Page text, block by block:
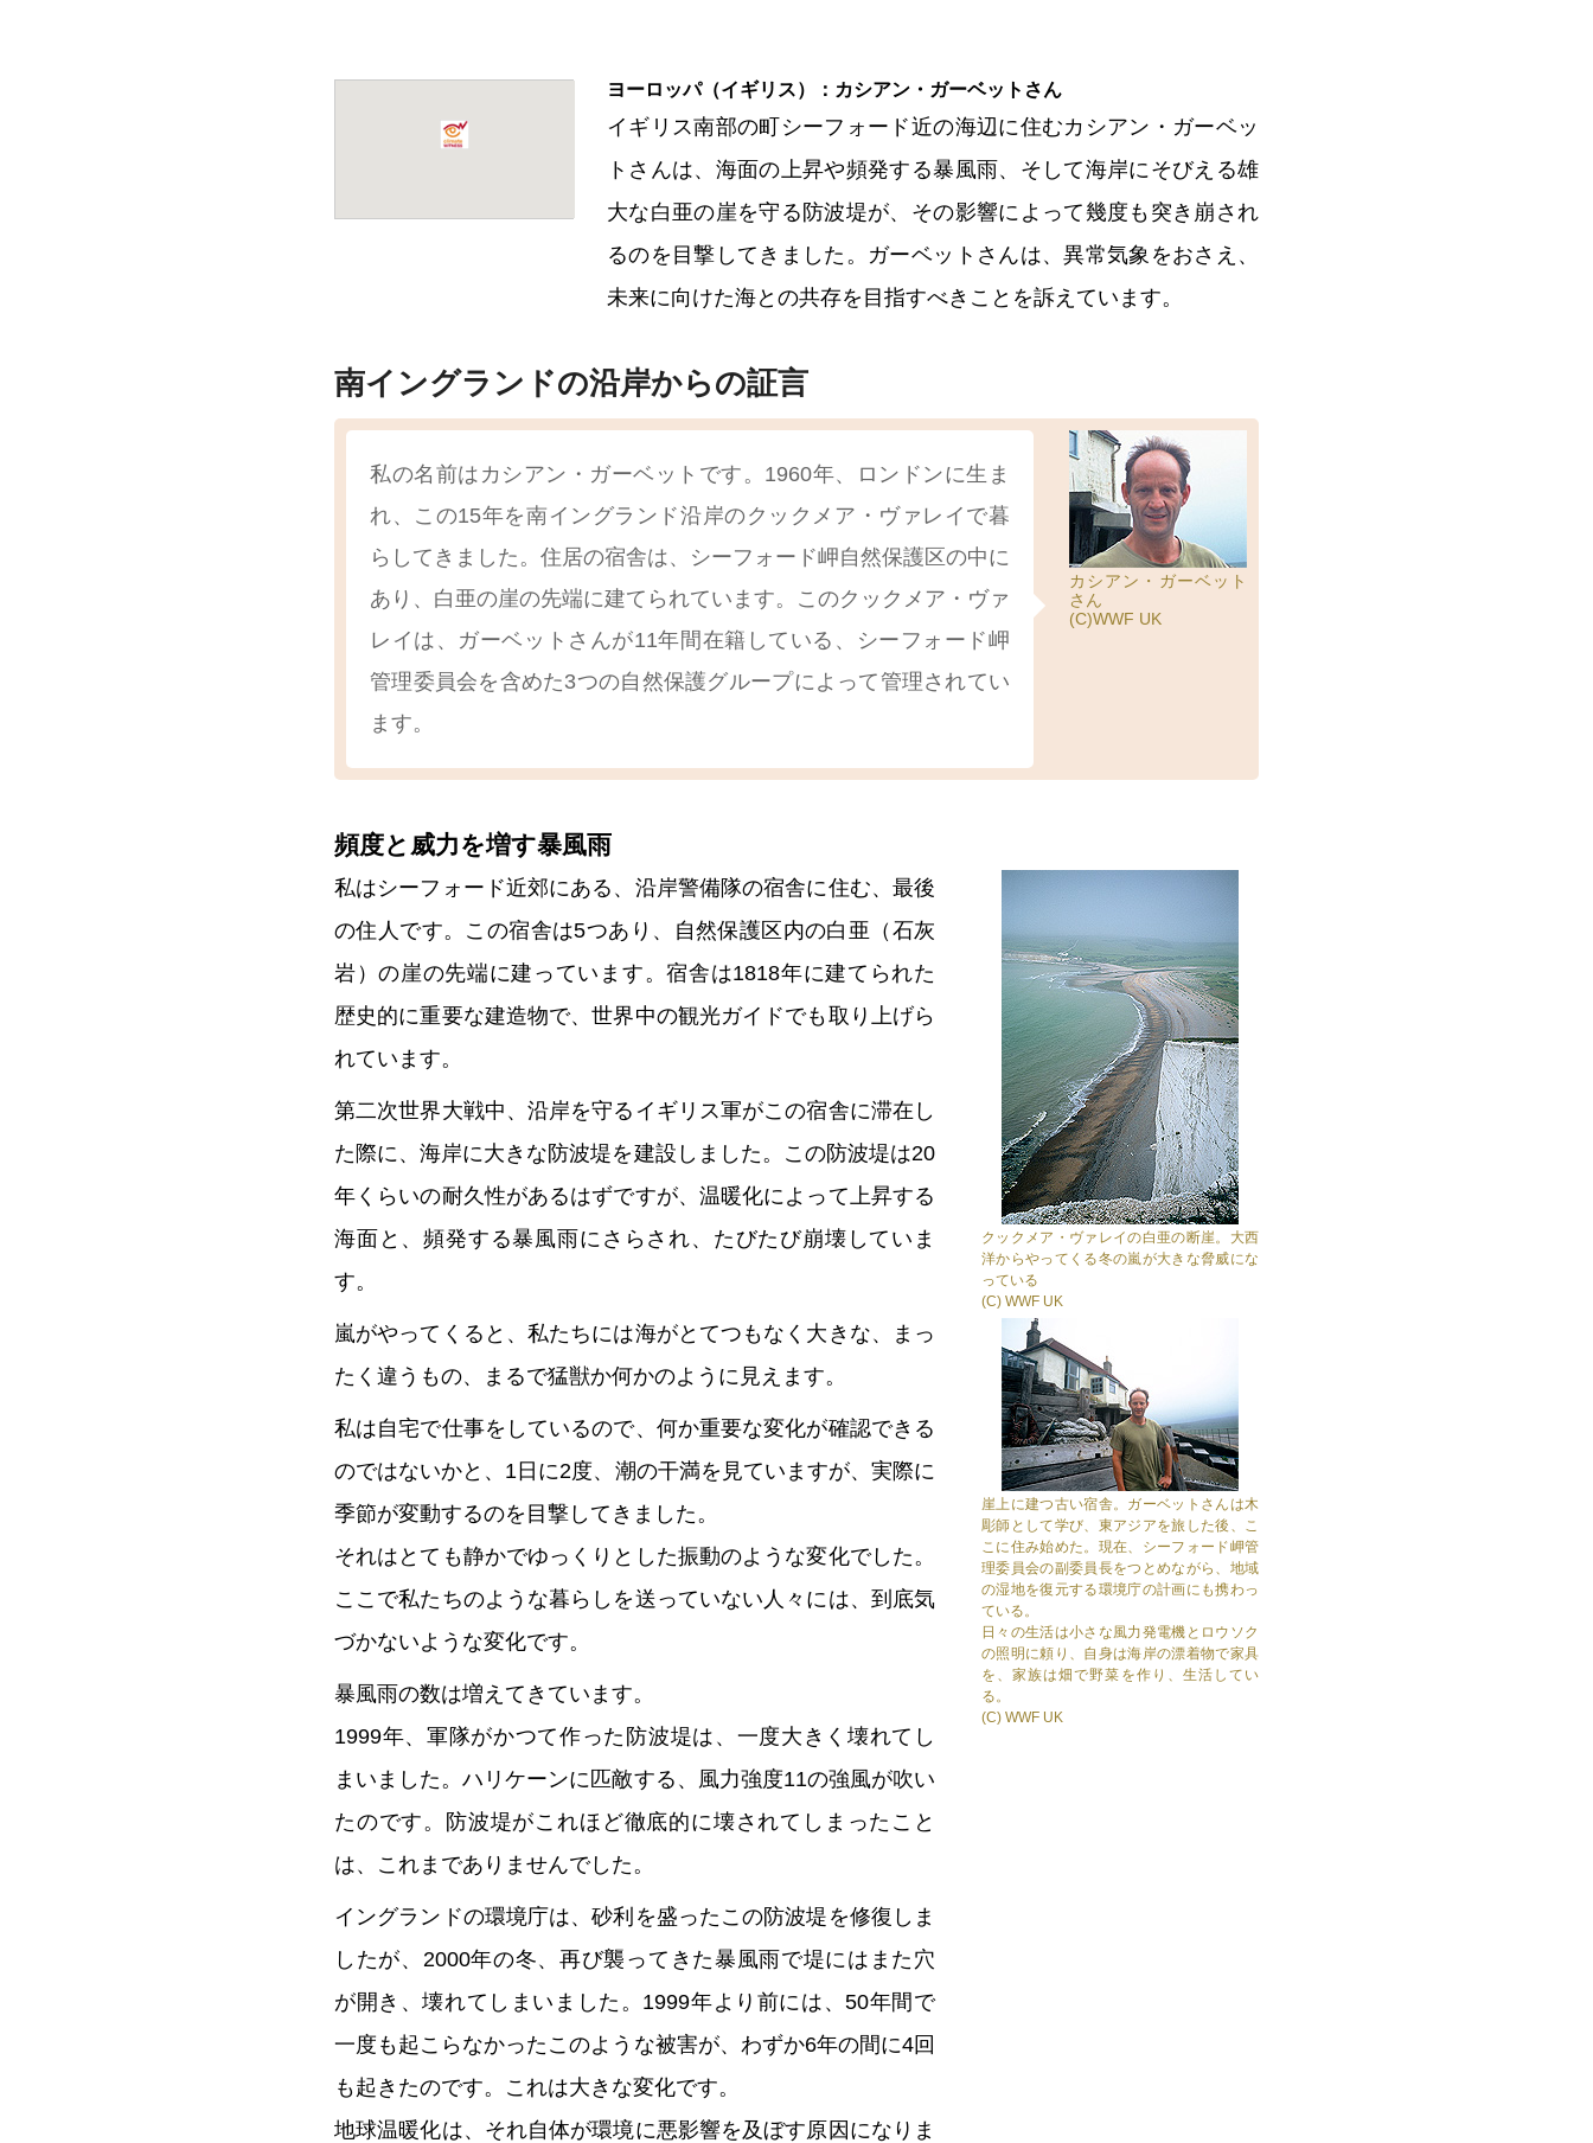
ヨーロッパ（イギリス）：カシアン・ガーベットさん
イギリス南部の町シーフォード近の海辺に住むカシアン・ガーベッ
トさんは、海面の上昇や頻発する暴風雨、そして海岸にそびえる雄
大な白亜の崖を守る防波堤が、その影響によって幾度も突き崩され
るのを目撃してきました。ガーベットさんは、異常気象をおさえ、
未来に向けた海との共存を目指すべきことを訴えています。
南イングランドの沿岸からの証言
私の名前はカシアン・ガーベットです。1960年、ロンドンに生ま
れ、この15年を南イングランド沿岸のクックメア・ヴァレイで暮
らしてきました。住居の宿舎は、シーフォード岬自然保護区の中に
あり、白亜の崖の先端に建てられています。このクックメア・ヴァ
レイは、ガーベットさんが11年間在籍している、シーフォード岬
管理委員会を含めた3つの自然保護グループによって管理されてい
ます。
カシアン・ガーベット
さん
(C)WWF UK
頻度と威力を増す暴風雨
私はシーフォード近郊にある、沿岸警備隊の宿舎に住む、最後
の住人です。この宿舎は5つあり、自然保護区内の白亜（石灰
岩）の崖の先端に建っています。宿舎は1818年に建てられた
歴史的に重要な建造物で、世界中の観光ガイドでも取り上げら
れています。
第二次世界大戦中、沿岸を守るイギリス軍がこの宿舎に滞在し
た際に、海岸に大きな防波堤を建設しました。この防波堤は20
年くらいの耐久性があるはずですが、温暖化によって上昇する
海面と、頻発する暴風雨にさらされ、たびたび崩壊していま
す。
嵐がやってくると、私たちには海がとてつもなく大きな、まっ
たく違うもの、まるで猛獣か何かのように見えます。
私は自宅で仕事をしているので、何か重要な変化が確認できる
のではないかと、1日に2度、潮の干満を見ていますが、実際に
季節が変動するのを目撃してきました。
それはとても静かでゆっくりとした振動のような変化でした。
ここで私たちのような暮らしを送っていない人々には、到底気
づかないような変化です。
暴風雨の数は増えてきています。
1999年、軍隊がかつて作った防波堤は、一度大きく壊れてし
まいました。ハリケーンに匹敵する、風力強度11の強風が吹い
たのです。防波堤がこれほど徹底的に壊されてしまったこと
は、これまでありませんでした。
イングランドの環境庁は、砂利を盛ったこの防波堤を修復しま
したが、2000年の冬、再び襲ってきた暴風雨で堤にはまた穴
が開き、壊れてしまいました。1999年より前には、50年間で
一度も起こらなかったこのような被害が、わずか6年の間に4回
も起きたのです。これは大きな変化です。
地球温暖化は、それ自体が環境に悪影響を及ぼす原因になりま
クックメア・ヴァレイの白亜の断崖。大西
洋からやってくる冬の嵐が大きな脅威にな
っている
(C) WWF UK
崖上に建つ古い宿舎。ガーベットさんは木
彫師として学び、東アジアを旅した後、こ
こに住み始めた。現在、シーフォード岬管
理委員会の副委員長をつとめながら、地域
の湿地を復元する環境庁の計画にも携わっ
ている。
日々の生活は小さな風力発電機とロウソク
の照明に頼り、自身は海岸の漂着物で家具
を、家族は畑で野菜を作り、生活してい
る。
(C) WWF UK